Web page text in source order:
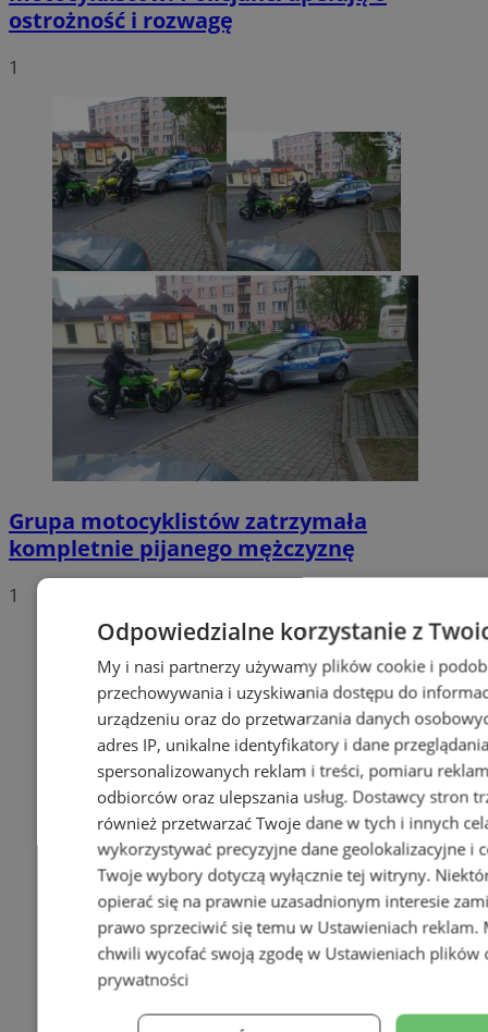
ostrożność i rozwagę
1
Grupa motocyklistów zatrzymała
kompletnie pijanego mężczyznę
1
Odpowiedzialne korzystanie z
My i nasi partnerzy używamy plików cookie i
przechowywania i uzyskiwania dostępu do
urządzeniu oraz do przetwarzania danych
adres IP, unikalne identyfikatory i dane
spersonalizowanych reklam i treści, pomiaru
odbiorców oraz ulepszania usług. Dostawcy stron
również przetwarzać Twoje dane w tych i innych
wykorzystywać precyzyjne dane geolokalizacyjne i
Twoje wybory dotyczą wyłącznie tej witryny.
opierać się na prawnie uzasadnionym interesie
prawo sprzeciwić się temu w Ustawieniach reklam.
chwili wycofać swoją zgodę w Ustawieniach plików
prywatności